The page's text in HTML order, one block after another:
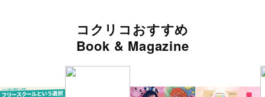
コクリコおすすめ
Book & Magazine